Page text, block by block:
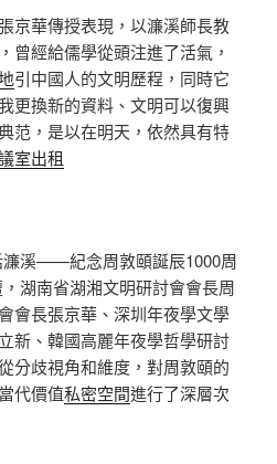
京華傳授表現，以濂溪師長教
曾經給儒學從頭注進了活氣，
引中國人的文明歷程，同時它
更換新的資料、文明可以復興
范，是以在明天，依然具有特
室出租
濂溪——紀念周敦頤誕辰1000周
湖南省湖湘文明研討會會長周
會長張京華、深圳年夜學文學
新、韓國高麗年夜學哲學研討
分歧視角和維度，對周敦頤的
代價值私密空間進行了深層次